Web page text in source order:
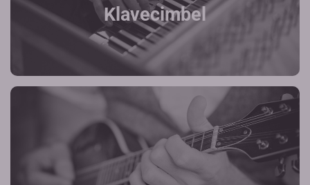
Klavecimbel